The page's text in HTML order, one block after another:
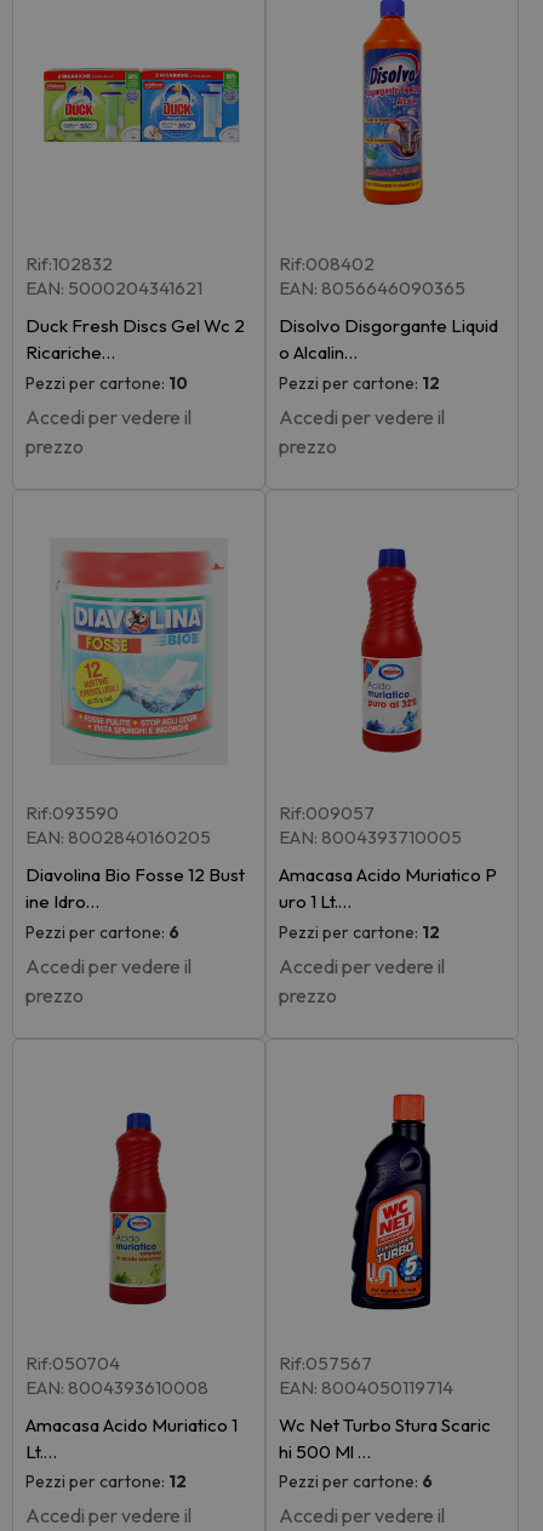
Rif:102832
EAN: 5000204341621
Duck Fresh Discs Gel Wc 2
Ricariche…
Pezzi per cartone: 10
Accedi per vedere il
prezzo
Rif:008402
EAN: 8056646090365
Disolvo Disgorgante Liquid
o Alcalin…
Pezzi per cartone: 12
Accedi per vedere il
prezzo
Rif:093590
EAN: 8002840160205
Diavolina Bio Fosse 12 Bust
ine Idro…
Pezzi per cartone: 6
Accedi per vedere il
prezzo
Rif:009057
EAN: 8004393710005
Amacasa Acido Muriatico P
uro 1 Lt.…
Pezzi per cartone: 12
Accedi per vedere il
prezzo
Rif:050704
EAN: 8004393610008
Amacasa Acido Muriatico 1
Lt.…
Pezzi per cartone: 12
Accedi per vedere il
Rif:057567
EAN: 8004050119714
Wc Net Turbo Stura Scaric
hi 500 Ml …
Pezzi per cartone: 6
Accedi per vedere il